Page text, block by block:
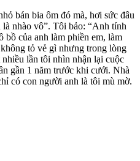
bán bia ôm đó mà, hơi sức đâu
nhào vô”. Tôi bảo: “Anh tính
bồ của anh làm phiền em, làm
tỏ vẻ gì nhưng trong lòng
lần tôi nhìn nhận lại cuộc
gần 1 năm trước khi cưới. Nhà
có con người anh là tôi mù mờ.